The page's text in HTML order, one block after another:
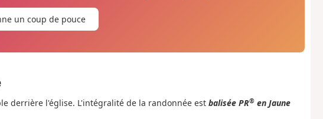
un coup de pouce
derrière l'église. L'intégralité de la randonnée est balisée PR®en Jaune